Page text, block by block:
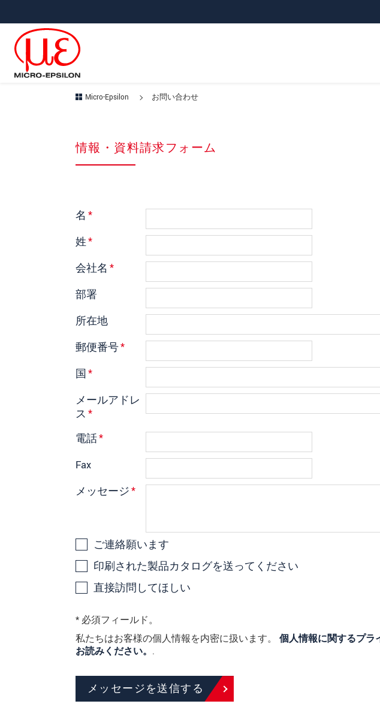
Micro-Epsilon お問い合わせ
情報・資料請求フォーム
名 *
姓*
会社名 *
部署
所在地
郵便番号*
国 *
メールアドレ
ス *
電話*
Fax
メッセージ*
ご連絡願います
印刷された製品カタログを送ってください
直接訪問してほしい
* 必須フィールド。
私たちはお客様の個人情報を内密に扱います。 個人情報に関するプラ
お読みください。 .
メッセージを送信する